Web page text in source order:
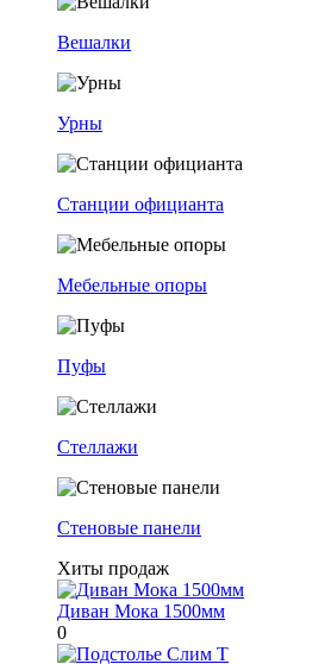
Вешалки
Урны
Станции официанта
Мебельные опоры
Пуфы
Стеллажи
Стеновые панели
Хиты продаж
Диван Мока 1500мм
0